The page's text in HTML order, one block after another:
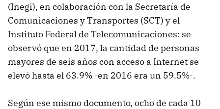
(Inegi), en colaboración con la Secretaría de
Comunicaciones y Transportes (SCT) y el
Instituto Federal de Telecomunicaciones: se
observó que en 2017, la cantidad de personas
mayores de seis años con acceso a Internet se
elevó hasta el 63.9% -en 2016 era un 59.5%-.
Según ese mismo documento, ocho de cada 10